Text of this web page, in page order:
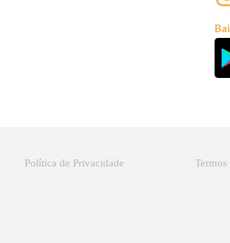
Política de Privacidade Termos